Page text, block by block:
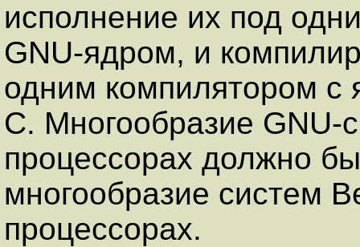
исполнение их под
GNU-ядром, и
одним компилятором с
C. Многообразие GNU-
процессорах должно
многообразие систем
процессорах.